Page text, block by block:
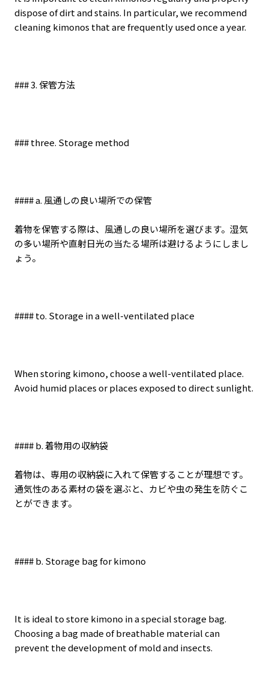
dispose of dirt and stains. In particular, we recommend
cleaning kimonos that are frequently used once a year.
### 3.保管方法
### three. Storage method
#### a. 風通しの良い場所での保管
着物を保管する際は、風通しの良い場所を選びます。湿気
の多い場所や直射日光の当たる場所は避けるようにしまし
ょう。
#### to. Storage in a well-ventilated place
When storing kimono, choose a well-ventilated place.
Avoid humid places or places exposed to direct sunlight.
#### b.着物用の収納袋
着物は、専用の収納袋に入れて保管することが理想です。
通気性のある素材の袋を選ぶと、カビや虫の発生を防ぐこ
とができます。
#### b. Storage bag for kimono
It is ideal to store kimono in a special storage bag.
Choosing a bag made of breathable material can
prevent the development of mold and insects.